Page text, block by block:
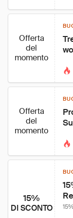
Offerta
del
momento
Offerta
del
momento
15%
DI SCONTO